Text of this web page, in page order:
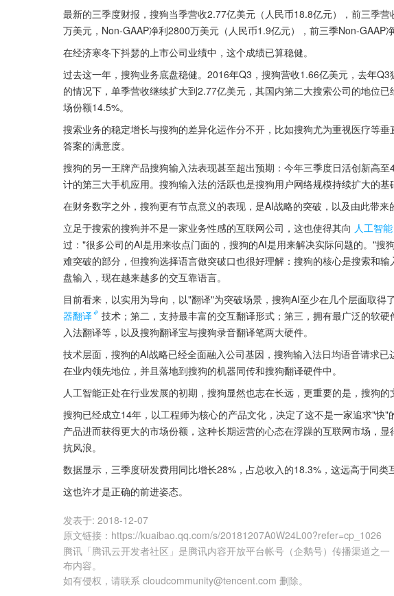
最新的三季度财报，搜狗当季营收2.77亿美元（人民币18.8亿元），前三季
万美元，Non-GAAP净利2800万美元（人民币1.9亿元），前三季Non-GAAP
在经济寒冬下抖瑟的上市公司业绩中，这个成绩已算稳健。
过去这一年，搜狗业务底盘稳健。2016年Q3，搜狗营收1.66亿美元，去年
的情况下，单季营收继续扩大到2.77亿美元，其国内第二大搜索公司的地位
场份额14.5%。
搜索业务的稳定增长与搜狗的差异化运作分不开，比如搜狗尤为重视医疗等
答案的满意度。
搜狗的另一王牌产品搜狗输入法表现甚至超出预期：今年三季度日活创新高
计的第三大手机应用。搜狗输入法的活跃也是搜狗用户网络规模持续扩大的基
在财务数字之外，搜狗更有节点意义的表现，是AI战略的突破，以及由此带来
立足于搜索的搜狗并不是一家业务性感的互联网公司，这也使得其向 人工智能
过："很多公司的AI是用来妆点门面的，搜狗的AI是用来解决实际问题的。"搜
难突破的部分，但搜狗选择语言做突破口也很好理解：搜狗的核心是搜索和
盘输入，现在越来越多的交互靠语言。
目前看来，以实用为导向，以"翻译"为突破场景，搜狗AI至少在几个层面取得
器翻译
技术；第二，支持最丰富的交互翻译形式；第三，拥有最广泛的软
入法翻译等，以及搜狗翻译宝与搜狗录音翻译笔两大硬件。
技术层面，搜狗的AI战略已经全面融入公司基因，搜狗输入法日均语音请求已
在业内领先地位，并且落地到搜狗的机器同传和搜狗翻译硬件中。
人工智能正处在行业发展的初期，搜狗显然也志在长远，更重要的是，搜狗的
搜狗已经成立14年，以工程师为核心的产品文化，决定了这不是一家追求"快
产品进而获得更大的市场份额，这种长期运营的心态在浮躁的互联网市场，
抗风浪。
数据显示，三季度研发费用同比增长28%，占总收入的18.3%，这远高于同类
这也许才是正确的前进姿态。
发表于: 2018-12-07
原文链接 ： https://kuaibao.qq.com/s/20181207A0W24L00?refer=cp_1026
腾讯「腾讯云开发者社区」是腾讯内容开放平台帐号（企鹅号）传播渠道之一
布内容。
如有侵权，请联系 cloudcommunity@tencent.com 删除。